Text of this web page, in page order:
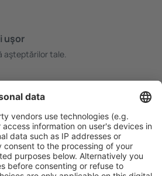
uşor
aşteptărilor tale.
cu opțiune gratuită de anulare.
mai mult
oferte speciale pentru utilizatorii